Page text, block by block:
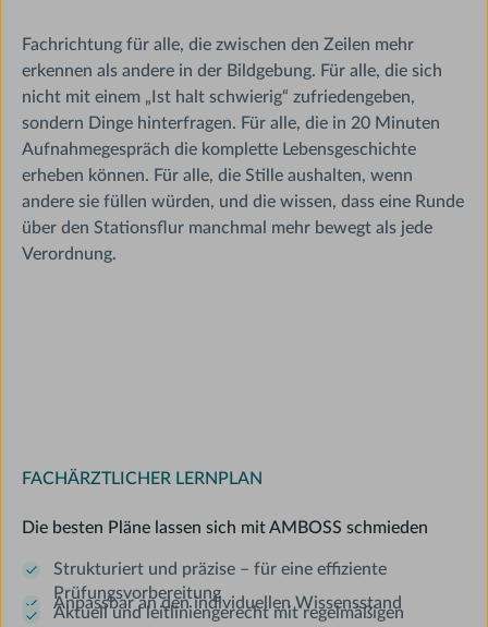
Fachrichtung für alle, die zwischen den Zeilen mehr
erkennen als andere in der Bildgebung. Für alle, die sich
nicht mit einem „Ist halt schwierig“ zufriedengeben,
sondern Dinge hinterfragen. Für alle, die in 20 Minuten
Aufnahmegespräch die komplette Lebensgeschichte
erheben können. Für alle, die Stille aushalten, wenn
andere sie füllen würden, und die wissen, dass eine Runde
über den Stationsflur manchmal mehr bewegt als jede
Verordnung.
FACHÄRZTLICHER LERNPLAN
Die besten Pläne lassen sich mit AMBOSS schmieden
Strukturiert und präzise – für eine effiziente
Prüfungsvorbereitung
Anpassbar an den individuellen Wissensstand
Aktuell und leitliniengerecht mit regelmäßigen